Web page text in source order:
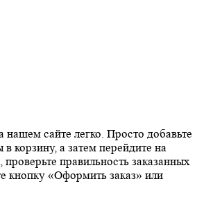
нашем сайте легко. Просто добавьте
корзину, а затем перейдите на
правильность заказанных
кнопку «Оформить заказ» или